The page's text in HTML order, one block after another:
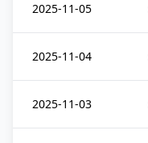
2025-11-05
2025-11-04
2025-11-03